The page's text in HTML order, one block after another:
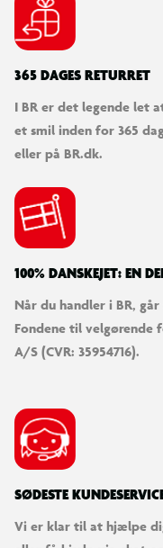
Vintervejr forude!
Sneplov (60490) – fyldt
der elsker legetøjslastbiler.
365 DAGES RETURRET
I BR er det legende let
et smil inden for 365
eller på BR.dk.
100% DANSKEJET: EN
Når du handler i BR,
Fondene til velgørende
A/S (CVR: 35954716).
SØDESTE
Vi er klar til at hjælpe